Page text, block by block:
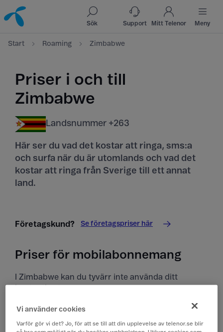
Till innehåll
Till sök
Sök Support Mitt Telenor Meny
Start Roaming Zimbabwe
Priser i och till
Zimbabwe
Landsnummer +263
Här ser du vad det kostar att ringa, sms:a
och surfa när du är utomlands och vad det
kostar att ringa från Sverige till ett annat
land.
Företagskund? Se företagspriser här
Priser för mobilabonnemang
I Zimbabwe kan du tyvärr inte använda ditt
kontantkort.
Priser i Zimbabwe
Alla priser är inklusive moms.
Vi använder cookies
Varför gör vi det? Jo, för att se till att din upplevelse av telenor.se blir